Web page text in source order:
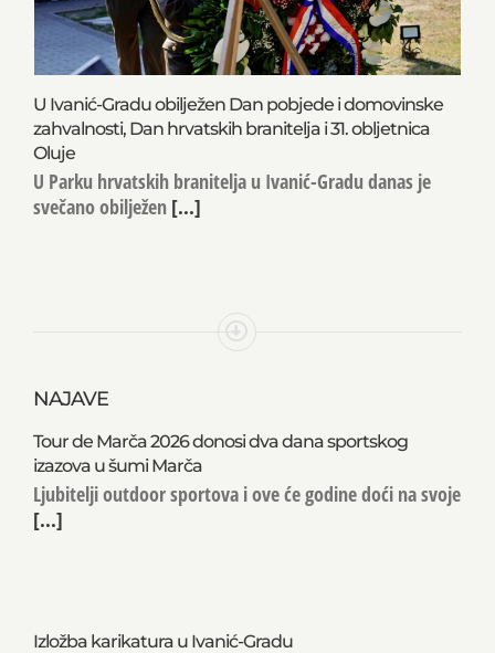
U Ivanić-Gradu obilježen Dan pobjede i domovinske
zahvalnosti, Dan hrvatskih branitelja i 31. obljetnica
Oluje
U Parku hrvatskih branitelja u Ivanić-Gradu danas je
svečano obilježen [...]
NAJAVE
Tour de Marča 2026 donosi dva dana sportskog
izazova u šumi Marča
Ljubitelji outdoor sportova i ove će godine doći na svoje
[...]
Izložba karikatura u Ivanić-Gradu